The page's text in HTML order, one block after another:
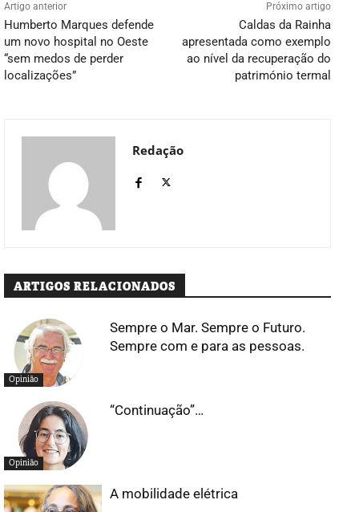
Artigo anterior
Humberto Marques defende
um novo hospital no Oeste
“sem medos de perder
localizações”
Próximo artigo
Caldas da Rainha
apresentada como exemplo
ao nível da recuperação do
património termal
Redação
ARTIGOS RELACIONADOS
Opinião
Sempre o Mar. Sempre o Futuro.
Sempre com e para as pessoas.
Opinião
“Continuação”…
A mobilidade elétrica